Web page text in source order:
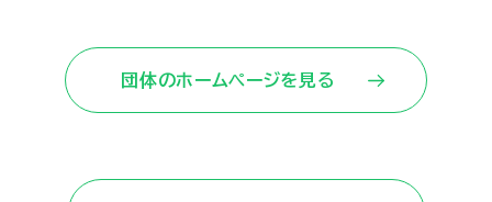
団体のホームページを見る